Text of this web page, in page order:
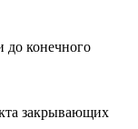
до конечного
закрывающих